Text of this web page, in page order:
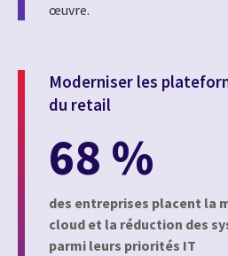
œuvre.
Moderniser les
du retail
68 %
des entreprises placent la
cloud et la réduction des
parmi leurs priorités IT